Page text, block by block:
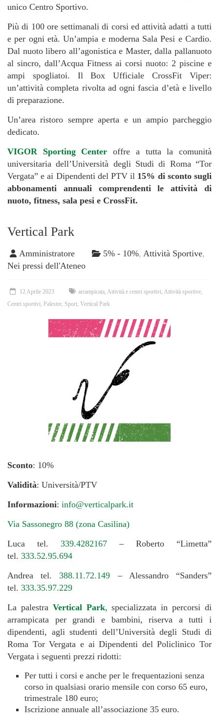
unico Centro Sportivo.
Più di 100 ore settimanali di corsi ed attività adatti a tutti
e per ogni età. Un’ampia e moderna Sala Pesi e Cardio.
Dal nuoto libero all’agonistica e Master, dalla pallanuoto
al sincro, dall’Acqua Fitness ai corsi nuoto: 2 piscine e
ampi spogliatoi. Il Box Ufficiale CrossFit Viper:
un’attività completa rivolta ad ogni fascia d’età e livello
di preparazione.
Un’area ristoro sempre aperta e un ampio parcheggio
dedicato.
VIGOR Sporting Center offre a tutta la comunità
universitaria dell’Università degli Studi di Roma “Tor
Vergata” e ai Dipendenti del PTV il 15% di sconto sugli
abbonamenti annuali comprendenti le attività di
nuoto, fitness, sala pesi e CrossFit.
Vertical Park
Amministratore 5% - 10%, Attività Sportive,
Nei pressi dell'Ateneo
12 Aprile 2023 arrampicata, Attività e centri sportivi, Attività sportive,
Centri sportivi, Palestre, Sport, Vertical Park
Sconto: 10%
Validità: Università/PTV
Informazioni: info@verticalpark.it
Via Sassonegro 88 (zona Casilina)
Luca tel. 339.4282167 – Roberto “Limetta”
tel. 333.52.95.694
Andrea tel.388.11.72.149 – Alessandro “Sanders”
tel. 333.35.97.229
La palestra Vertical Park, specializzata in percorsi di
arrampicata per grandi e bambini, riserva a tutti i
dipendenti, agli studenti dell’Università degli Studi di
Roma Tor Vergata e ai Dipendenti del Policlinico Tor
Vergata i seguenti prezzi ridotti:
Per tutti i corsi e anche per le frequentazioni senza
corso in qualsiasi orario mensile con corso 65 euro,
trimestrale 180 euro;
Iscrizione annuale all’associazione 35 euro.